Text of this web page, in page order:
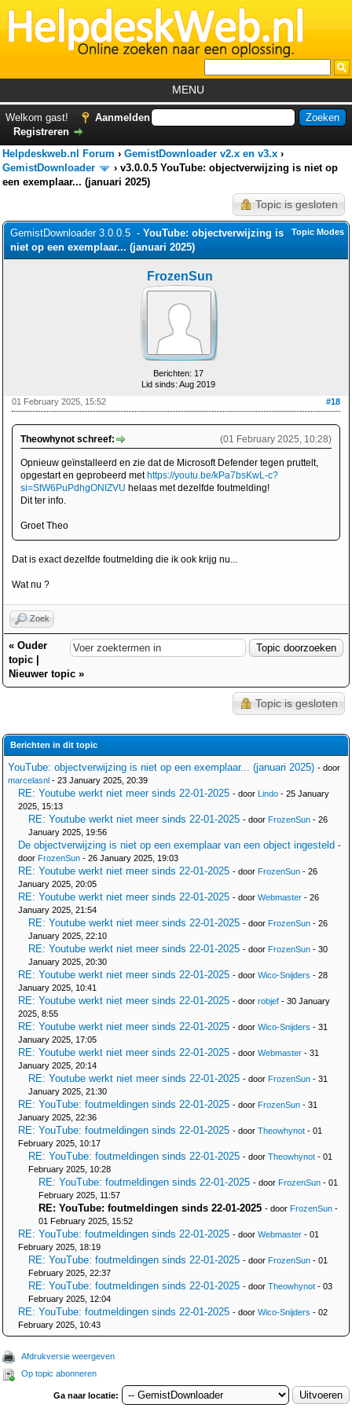
MENU
Foutcodes
GemistDownloader*
Forum
Welkom gast!
Aanmelden
Registreren
Helpdeskweb.nl Forum › GemistDownloader v2.x en v3.x ›
GemistDownloader
› v3.0.0.5 YouTube: objectverwijzing is niet op
een exemplaar... (januari 2025)
Topic is gesloten
Topic Modes
GemistDownloader 3.0.0.5 - YouTube: objectverwijzing is
niet op een exemplaar... (januari 2025)
FrozenSun
Berichten: 17
Lid sinds: Aug 2019
#18
01 February 2025, 15:52
(01 February 2025, 10:28)
Theowhynot schreef:
Opnieuw geïnstalleerd en zie dat de Microsoft Defender tegen pruttelt,
opgestart en geprobeerd met https://youtu.be/kPa7bsKwL-c?
si=StW6PuPdhgONIZVU helaas met dezelfde foutmelding!
Dit ter info.
Groet Theo
Dat is exact dezelfde foutmelding die ik ook krijg nu...
Wat nu ?
Zoek
« Ouder
topic
Nieuwer topic »
Topic is gesloten
Berichten in dit topic
YouTube: objectverwijzing is niet op een exemplaar... (januari 2025) - door
marcelasnl - 23 January 2025, 20:39
RE: Youtube werkt niet meer sinds 22-01-2025 - door Lindo - 25 January
2025, 15:13
RE: Youtube werkt niet meer sinds 22-01-2025 - door FrozenSun - 26
January 2025, 19:56
De objectverwijzing is niet op een exemplaar van een object ingesteld -
door FrozenSun - 26 January 2025, 19:03
RE: Youtube werkt niet meer sinds 22-01-2025 - door FrozenSun - 26
January 2025, 20:05
RE: Youtube werkt niet meer sinds 22-01-2025 - door Webmaster - 26
January 2025, 21:54
RE: Youtube werkt niet meer sinds 22-01-2025 - door FrozenSun - 26
January 2025, 22:10
RE: Youtube werkt niet meer sinds 22-01-2025 - door FrozenSun - 30
January 2025, 20:30
RE: Youtube werkt niet meer sinds 22-01-2025 - door Wico-Snijders - 28
January 2025, 10:41
RE: Youtube werkt niet meer sinds 22-01-2025 - door robjef - 30 January
2025, 8:55
RE: Youtube werkt niet meer sinds 22-01-2025 - door Wico-Snijders - 31
January 2025, 17:05
RE: Youtube werkt niet meer sinds 22-01-2025 - door Webmaster - 31
January 2025, 20:14
RE: Youtube werkt niet meer sinds 22-01-2025 - door FrozenSun - 31
January 2025, 21:30
RE: YouTube: foutmeldingen sinds 22-01-2025 - door FrozenSun - 31
January 2025, 22:36
RE: YouTube: foutmeldingen sinds 22-01-2025 - door Theowhynot - 01
February 2025, 10:17
RE: YouTube: foutmeldingen sinds 22-01-2025 - door Theowhynot - 01
February 2025, 10:28
RE: YouTube: foutmeldingen sinds 22-01-2025 - door FrozenSun - 01
February 2025, 11:57
RE: YouTube: foutmeldingen sinds 22-01-2025 - door FrozenSun -
01 February 2025, 15:52
RE: YouTube: foutmeldingen sinds 22-01-2025 - door Webmaster - 01
February 2025, 18:19
RE: YouTube: foutmeldingen sinds 22-01-2025 - door FrozenSun - 01
February 2025, 22:37
RE: YouTube: foutmeldingen sinds 22-01-2025 - door Theowhynot - 03
February 2025, 12:04
RE: YouTube: foutmeldingen sinds 22-01-2025 - door Wico-Snijders - 02
February 2025, 10:43
Afdrukversie weergeven
Op topic abonneren
Ga naar locatie: